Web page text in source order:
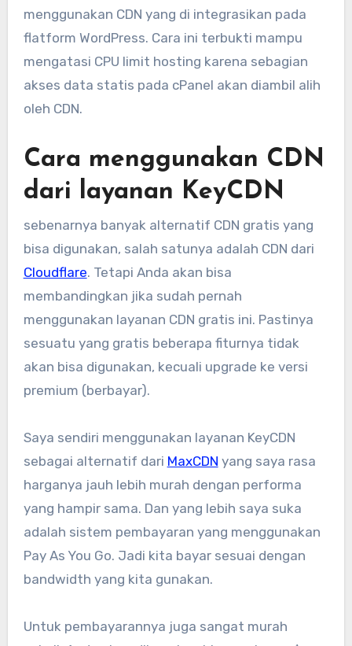
menggunakan CDN yang di integrasikan pada
flatform WordPress. Cara ini terbukti mampu
mengatasi CPU limit hosting karena sebagian
akses data statis pada cPanel akan diambil alih
oleh CDN.
Cara menggunakan CDN
dari layanan KeyCDN
sebenarnya banyak alternatif CDN gratis yang
bisa digunakan, salah satunya adalah CDN dari
Cloudflare. Tetapi Anda akan bisa
membandingkan jika sudah pernah
menggunakan layanan CDN gratis ini. Pastinya
sesuatu yang gratis beberapa fiturnya tidak
akan bisa digunakan, kecuali upgrade ke versi
premium (berbayar).
Saya sendiri menggunakan layanan KeyCDN
sebagai alternatif dari MaxCDN yang saya rasa
harganya jauh lebih murah dengan performa
yang hampir sama. Dan yang lebih saya suka
adalah sistem pembayaran yang menggunakan
Pay As You Go. Jadi kita bayar sesuai dengan
bandwidth yang kita gunakan.
Untuk pembayarannya juga sangat murah